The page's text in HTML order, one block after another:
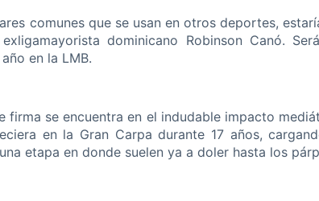
comunes que se usan en otros deportes,
dominicano Robinson Canó.
en la LMB.
firma se encuentra en el indudable impacto
en la Gran Carpa durante 17 años,
etapa en donde suelen ya a doler hasta los